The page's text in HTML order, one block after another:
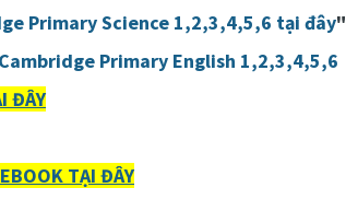
Primary Science 1,2,3,4,5,6 tại đây"
Primary English 1,2,3,4,5,6
ĐÂY
TẠI ĐÂY